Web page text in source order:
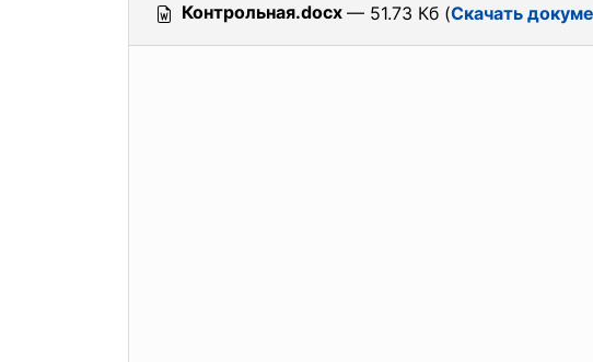
Контрольная.docx — 51.73 Кб (Скачать